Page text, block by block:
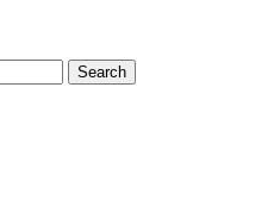
Search